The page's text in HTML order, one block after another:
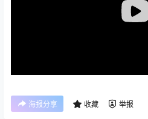
海报分享 收藏 举报